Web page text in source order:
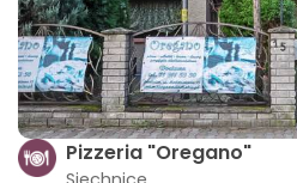
Pizzeria "Oregano"